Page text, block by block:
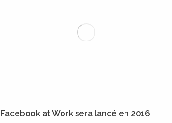
Facebook at Work sera lancé en 2016